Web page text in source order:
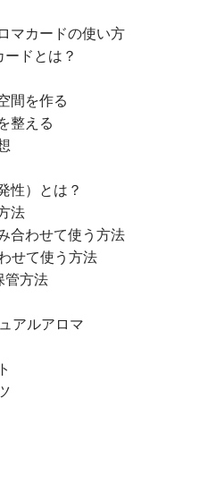
マカードの使い方
ドとは？
を作る
える
）とは？
法
わせて使う方法
て使う方法
管方法
アルアロマ